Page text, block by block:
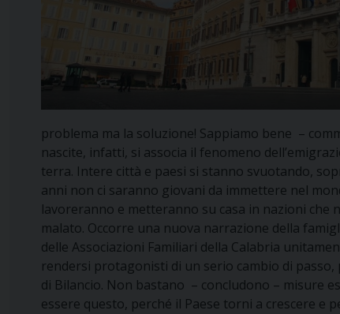
problema ma la soluzione! Sappiamo bene –
nascite, infatti, si associa il fenomeno
terra. Intere città e paesi si stanno svuotando,
anni non ci saranno giovani da immettere nel
lavoreranno e metteranno su casa in nazioni che
malato. Occorre una nuova narrazione della
delle Associazioni Familiari della Calabria
rendersi protagonisti di un serio cambio di
di Bilancio. Non bastano – concludono – misure
essere questo, perché il Paese torni a crescere e